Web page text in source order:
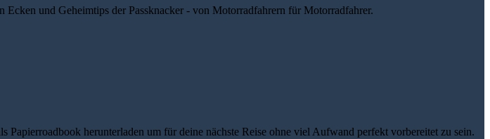
Ecken und Geheimtips der Passknacker - von Motorradfahrern für Motorradfahrer.
herunterladen um für deine nächste Reise ohne viel Aufwand perfekt vorbereitet zu sein.